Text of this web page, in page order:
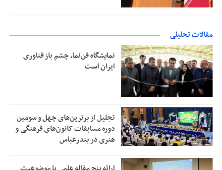
مقالات تحلیلی
نمایشگاه فن‌نما، چشم باز فناوری
ایران است
تجلیل از بر‌ترین‌های چهل و سومین
دوره مسابقات کانون‌های فرهنگی و
هنری در بندرعباس